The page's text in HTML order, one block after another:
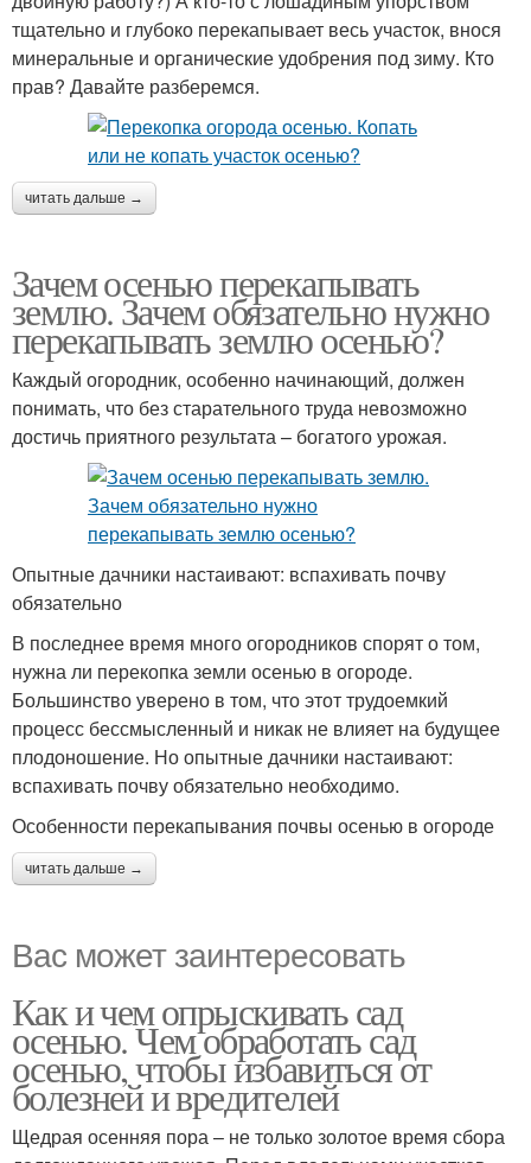
тщательно и глубоко перекапывает весь участок, внося
минеральные и органические удобрения под зиму. Кто
прав? Давайте разберемся.
читать дальше →
Зачем осенью перекапывать
землю. Зачем обязательно нужно
перекапывать землю осенью?
Каждый огородник, особенно начинающий, должен
понимать, что без старательного труда невозможно
достичь приятного результата – богатого урожая.
Опытные дачники настаивают: вспахивать почву
обязательно
В последнее время много огородников спорят о том,
нужна ли перекопка земли осенью в огороде.
Большинство уверено в том, что этот трудоемкий
процесс бессмысленный и никак не влияет на будущее
плодоношение. Но опытные дачники настаивают:
вспахивать почву обязательно необходимо.
Особенности перекапывания почвы осенью в огороде
читать дальше →
Вас может заинтересовать
Как и чем опрыскивать сад
осенью. Чем обработать сад
осенью, чтобы избавиться от
болезней и вредителей
Щедрая осенняя пора – не только золотое время сбора